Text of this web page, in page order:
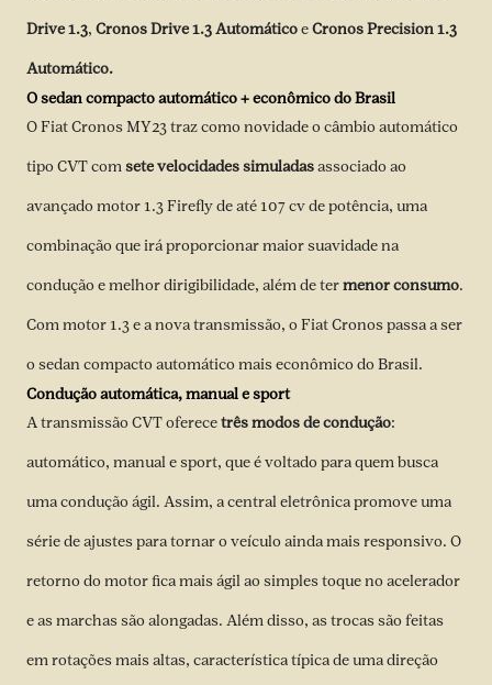
Drive 1.3, Cronos Drive 1.3 AutomáticoeCronos Precision 1.3
Automático.
O sedan compacto automático + econômico do Brasil
O Fiat Cronos MY23 traz como novidade o câmbio automático
tipo CVT comsete velocidades simuladasassociado ao
avançado motor 1.3 Firefly de até 107 cv de potência, uma
combinação que irá proporcionar maior suavidade na
condução e melhor dirigibilidade, além de termenor consumo.
Com motor 1.3 e a nova transmissão, o Fiat Cronos passa a ser
o sedan compacto automático mais econômico do Brasil.
Conduçãoautomática, manual e sport
A transmissão CVT oferecetrês modos de condução:
automático, manual e sport, que é voltado para quem busca
uma condução ágil. Assim, a central eletrônica promove uma
série de ajustes para tornar o veículo ainda mais responsivo. O
retorno do motor fica mais ágil ao simples toque no acelerador
e as marchas são alongadas. Além disso, as trocas são feitas
em rotações mais altas, característica típica de uma direção